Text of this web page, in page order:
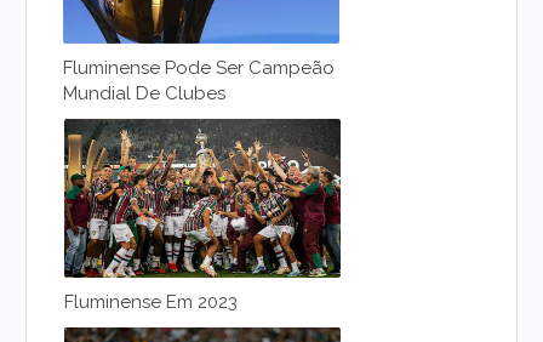
Fluminense Pode Ser Campeão
Mundial De Clubes
Fluminense Em 2023